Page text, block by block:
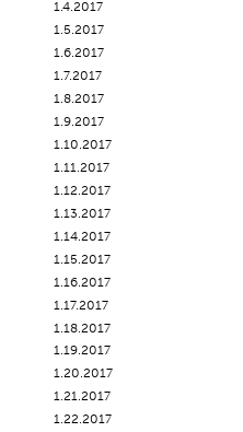
1.4.2017
1.5.2017
1.6.2017
1.7.2017
1.8.2017
1.9.2017
1.10.2017
1.11.2017
1.12.2017
1.13.2017
1.14.2017
1.15.2017
1.16.2017
1.17.2017
1.18.2017
1.19.2017
1.20.2017
1.21.2017
1.22.2017